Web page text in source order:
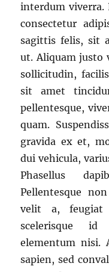
interdum viverra.
consectetur
sagittis felis, sit
ut. Aliquam justo
sollicitudin,
sit amet
pellentesque,
quam.
gravida ex et,
dui vehicula,
Phasellus
Pellentesque
velit a, feugiat
scelerisque id
elementum nisi.
sapien, sed